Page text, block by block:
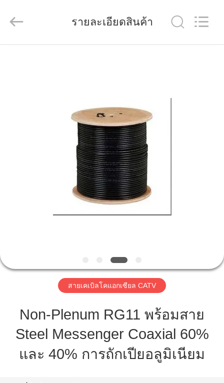
ควบคุม
ติดต่อ
เรา
ZION
COMMUNICATION
All
รายละเอียดสินค้า
สายเคเบิลโคแอกเซียล CATV
Non-Plenum RG11 พร้อมสาย
Steel Messenger Coaxial 60%
และ 40% การถักเปียอลูมิเนียม